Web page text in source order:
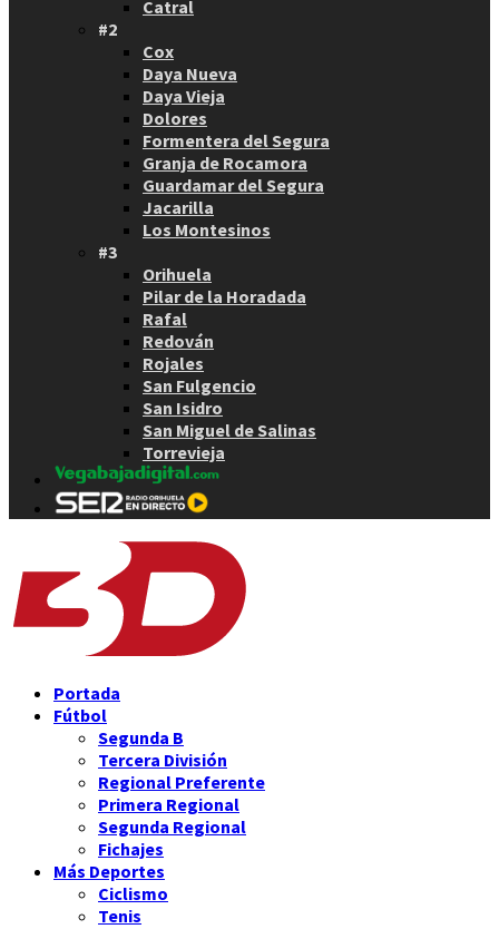
Catral
#2
Cox
Daya Nueva
Daya Vieja
Dolores
Formentera del Segura
Granja de Rocamora
Guardamar del Segura
Jacarilla
Los Montesinos
#3
Orihuela
Pilar de la Horadada
Rafal
Redován
Rojales
San Fulgencio
San Isidro
San Miguel de Salinas
Torrevieja
Portada
Fútbol
Segunda B
Tercera División
Regional Preferente
Primera Regional
Segunda Regional
Fichajes
Más Deportes
Ciclismo
Tenis